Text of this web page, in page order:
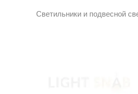
Светильники и подвесной